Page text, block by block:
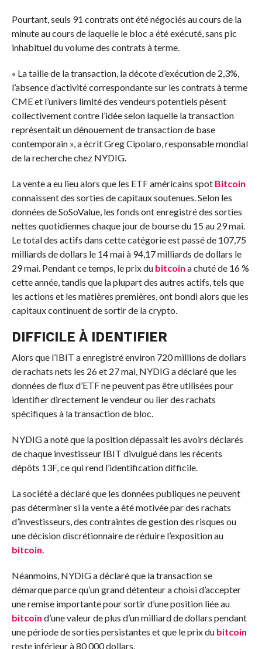
Pourtant, seuls 91 contrats ont été négociés au cours de la
minute au cours de laquelle le bloc a été exécuté, sans pic
inhabituel du volume des contrats à terme.
« La taille de la transaction, la décote d’exécution de 2,3%,
l’absence d’activité correspondante sur les contrats à terme
CME et l’univers limité des vendeurs potentiels pèsent
collectivement contre l’idée selon laquelle la transaction
représentait un dénouement de transaction de base
contemporain », a écrit Greg Cipolaro, responsable mondial
de la recherche chez NYDIG.
La vente a eu lieu alors que les ETF américains spot Bitcoin
connaissent des sorties de capitaux soutenues. Selon les
données de SoSoValue, les fonds ont enregistré des sorties
nettes quotidiennes chaque jour de bourse du 15 au 29 mai.
Le total des actifs dans cette catégorie est passé de 107,75
milliards de dollars le 14 mai à 94,17 milliards de dollars le
29 mai. Pendant ce temps, le prix du bitcoin a chuté de 16 %
cette année, tandis que la plupart des autres actifs, tels que
les actions et les matières premières, ont bondi alors que les
capitaux continuent de sortir de la crypto.
DIFFICILE À IDENTIFIER
Alors que l’IBIT a enregistré environ 720 millions de dollars
de rachats nets les 26 et 27 mai, NYDIG a déclaré que les
données de flux d’ETF ne peuvent pas être utilisées pour
identifier directement le vendeur ou lier des rachats
spécifiques à la transaction de bloc.
NYDIG a noté que la position dépassait les avoirs déclarés
de chaque investisseur IBIT divulgué dans les récents
dépôts 13F, ce qui rend l’identification difficile.
La société a déclaré que les données publiques ne peuvent
pas déterminer si la vente a été motivée par des rachats
d’investisseurs, des contraintes de gestion des risques ou
une décision discrétionnaire de réduire l’exposition au
bitcoin.
Néanmoins, NYDIG a déclaré que la transaction se
démarque parce qu’un grand détenteur a choisi d’accepter
une remise importante pour sortir d’une position liée au
bitcoin d’une valeur de plus d’un milliard de dollars pendant
une période de sorties persistantes et que le prix du bitcoin
reste inférieur à 80 000 dollars.